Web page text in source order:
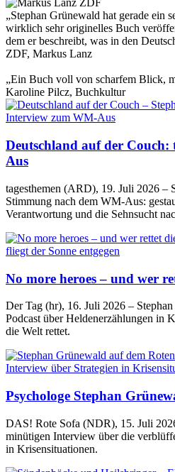
„Stephan Grünewald hat gerade ein
wirklich sehr originelles Buch
dem er beschreibt, was in den
ZDF, Markus Lanz
„Ein Buch voll von scharfem Blick,
Karoline Pilcz, Buchkultur
Deutschland auf der Couch:
Aus
tagesthemen (ARD), 19. Juli 2026 –
Stimmung nach dem WM-Aus:
Verantwortung und die Sehnsucht
No more heroes – und wer
Der Tag (hr), 16. Juli 2026 –
Podcast über Heldenerzählungen in
die Welt rettet.
Psychologe Stephan
DAS! Rote Sofa (NDR), 15. Juli
minütigen Interview über die
in Krisensituationen.